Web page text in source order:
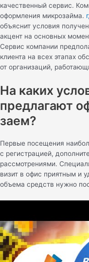
качественный сервис.
оформления микрозайма.
объяснит условия
акцент на основных
Сервис компании
клиента на всех этапах
от организаций,
На каких
предлагают
заем?
Первые посещения
с регистрацией,
рассмотрениями.
визит в офис приятным и
объема средств нужно